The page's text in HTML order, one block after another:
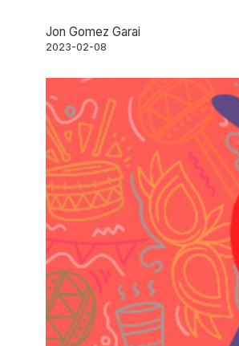
Jon Gomez Garai
2023-02-08